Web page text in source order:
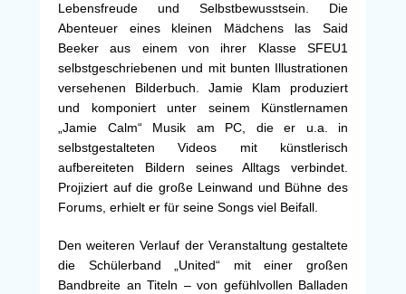
Lebensfreude und Selbstbewusstsein. Die
Abenteuer eines kleinen Mädchens las Said
Beeker aus einem von ihrer Klasse SFEU1
selbstgeschriebenen und mit bunten Illustrationen
versehenen Bilderbuch. Jamie Klam produziert
und komponiert unter seinem Künstlernamen
„Jamie Calm“ Musik am PC, die er u.a. in
selbstgestalteten Videos mit künstlerisch
aufbereiteten Bildern seines Alltags verbindet.
Projiziert auf die große Leinwand und Bühne des
Forums, erhielt er für seine Songs viel Beifall.
Den weiteren Verlauf der Veranstaltung gestaltete
die Schülerband „United“ mit einer großen
Bandbreite an Titeln – von gefühlvollen Balladen